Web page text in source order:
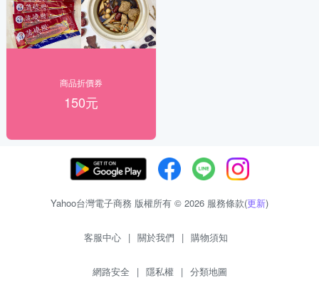
商品折價券
150元
Yahoo台灣電子商務 版權所有 © 2026 服務條款(更新)
客服中心 | 關於我們 | 購物須知
網路安全 | 隱私權 | 分類地圖